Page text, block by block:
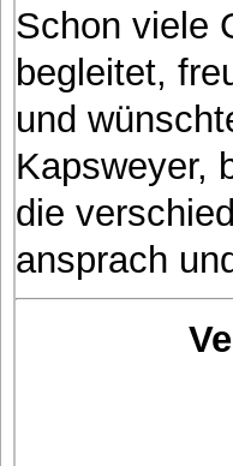
Schon viele
begleitet,
und
Kapsweyer,
die
ansprach